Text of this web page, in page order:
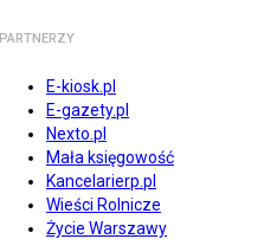
PARTNERZY
E-kiosk.pl
E-gazety.pl
Nexto.pl
Mała księgowość
Kancelarierp.pl
Wieści Rolnicze
Życie Warszawy